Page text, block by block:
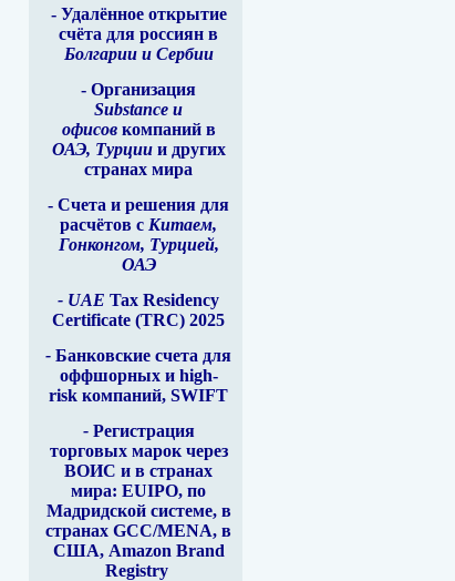
- Удалённое открытие
счёта для россиян в
Болгарии и Сербии
- Организация
Substance и
офисов компаний в
ОАЭ, Турциии других
странах мира
- Счета и решения для
расчётов с Китаем,
Гонконгом, Турцией,
ОАЭ
- UAE Tax Residency
Certificate (TRC) 2025
- Банковские счета для
оффшорных и high-
risk компаний, SWIFT
- Регистрация
торговых марок через
ВОИС и в странах
мира: EUIPO, по
Мадридской системе, в
странах GCC/MENA, в
США, Amazon Brand
Registry